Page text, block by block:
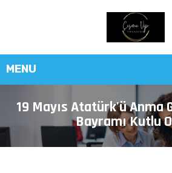
19 Mayıs Atatürk'ü Anma
Bayramı Kutlu